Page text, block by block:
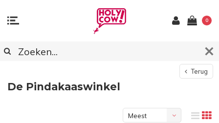
0
Terug
De Pindakaaswinkel
Meest